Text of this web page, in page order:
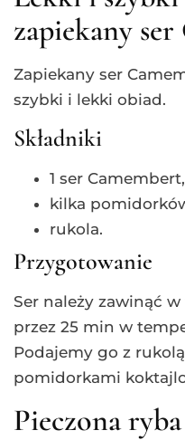
zapiekany
Zapiekany ser
szybki i lekki obiad.
Składniki
1 ser Camembert,
kilka
rukola.
Przygotowanie
Ser należy zawinąć
przez 25 min w
Podajemy go z
pomidorkami
Pieczona